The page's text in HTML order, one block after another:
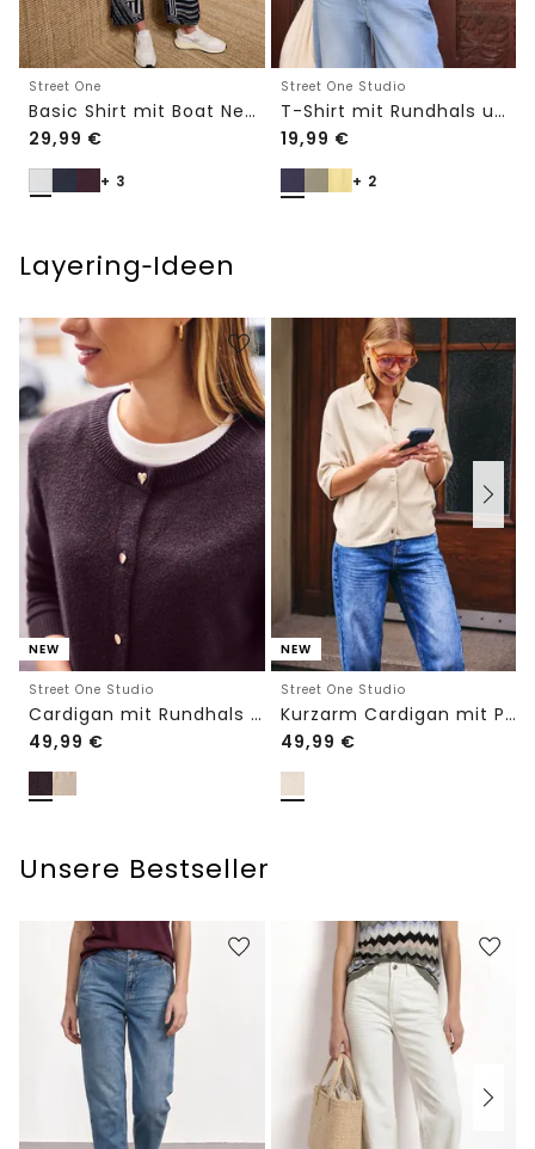
Street One
Basic Shirt mit Boat Neck und Elastikbund
29,99 €
+ 3
Street One Studio
T-Shirt mit Rundhals und Embroidery-Detail
19,99 €
+ 2
Layering‑Ideen
NEW
Street One Studio
Cardigan mit Rundhals und Knöpfen
49,99 €
NEW
Street One Studio
Kurzarm Cardigan mit Polokragen
49,99 €
Unsere Bestseller